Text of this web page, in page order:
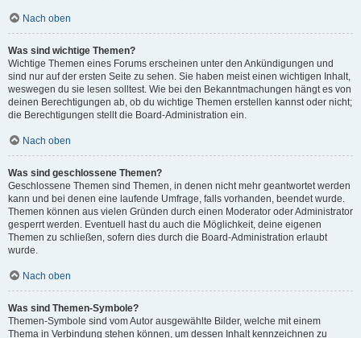
Nach oben
Was sind wichtige Themen?
Wichtige Themen eines Forums erscheinen unter den Ankündigungen und
sind nur auf der ersten Seite zu sehen. Sie haben meist einen wichtigen Inhalt,
weswegen du sie lesen solltest. Wie bei den Bekanntmachungen hängt es von
deinen Berechtigungen ab, ob du wichtige Themen erstellen kannst oder nicht;
die Berechtigungen stellt die Board-Administration ein.
Nach oben
Was sind geschlossene Themen?
Geschlossene Themen sind Themen, in denen nicht mehr geantwortet werden
kann und bei denen eine laufende Umfrage, falls vorhanden, beendet wurde.
Themen können aus vielen Gründen durch einen Moderator oder Administrator
gesperrt werden. Eventuell hast du auch die Möglichkeit, deine eigenen
Themen zu schließen, sofern dies durch die Board-Administration erlaubt
wurde.
Nach oben
Was sind Themen-Symbole?
Themen-Symbole sind vom Autor ausgewählte Bilder, welche mit einem
Thema in Verbindung stehen können, um dessen Inhalt kennzeichnen zu